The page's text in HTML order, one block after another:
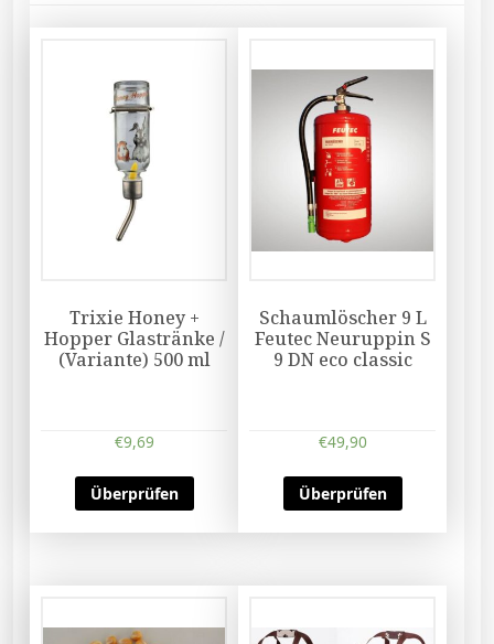
Trixie Honey +
Hopper Glastränke /
(Variante) 500 ml
€9,69
Überprüfen
Schaumlöscher 9 L
Feutec Neuruppin S
9 DN eco classic
€49,90
Überprüfen